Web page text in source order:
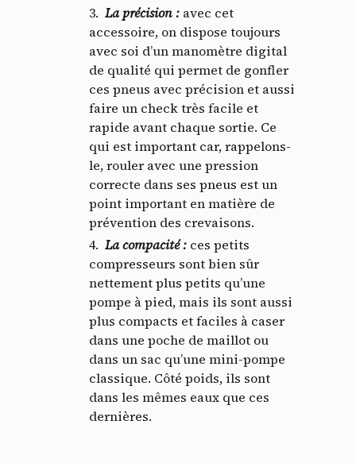
La précision: avec cet
accessoire, on dispose toujours
avec soi d’un manomètre digital
de qualité qui permet de gonfler
ces pneus avec précision et aussi
faire un check très facile et
rapide avant chaque sortie. Ce
qui est important car, rappelons-
le, rouler avec une pression
correcte dans ses pneus est un
point important en matière de
prévention des crevaisons.
La compacité: ces petits
compresseurs sont bien sûr
nettement plus petits qu’une
pompe à pied, mais ils sont aussi
plus compacts et faciles à caser
dans une poche de maillot ou
dans un sac qu’une mini-pompe
classique. Côté poids, ils sont
dans les mêmes eaux que ces
dernières.